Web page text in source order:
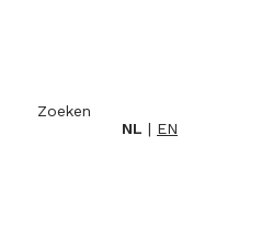
Zoeken
NL
EN